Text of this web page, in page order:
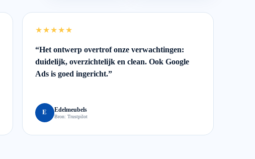
★★★★★
“Het ontwerp overtrof onze verwachtingen:
duidelijk, overzichtelijk en clean. Ook Google
Ads is goed ingericht.”
E Edelmeubels
Bron: Trustpilot